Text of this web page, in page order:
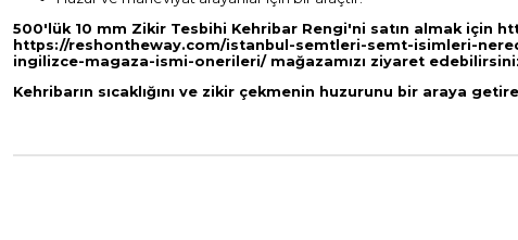
500'lük 10 mm Zikir Tesbihi Kehribar Rengi'ni satın almak için
https://reshontheway.com/istanbul-semtleri-semt-isimleri-
ingilizce-magaza-ismi-onerileri/ mağazamızı ziyaret
Kehribarın sıcaklığını ve zikir çekmenin huzurunu bir araya